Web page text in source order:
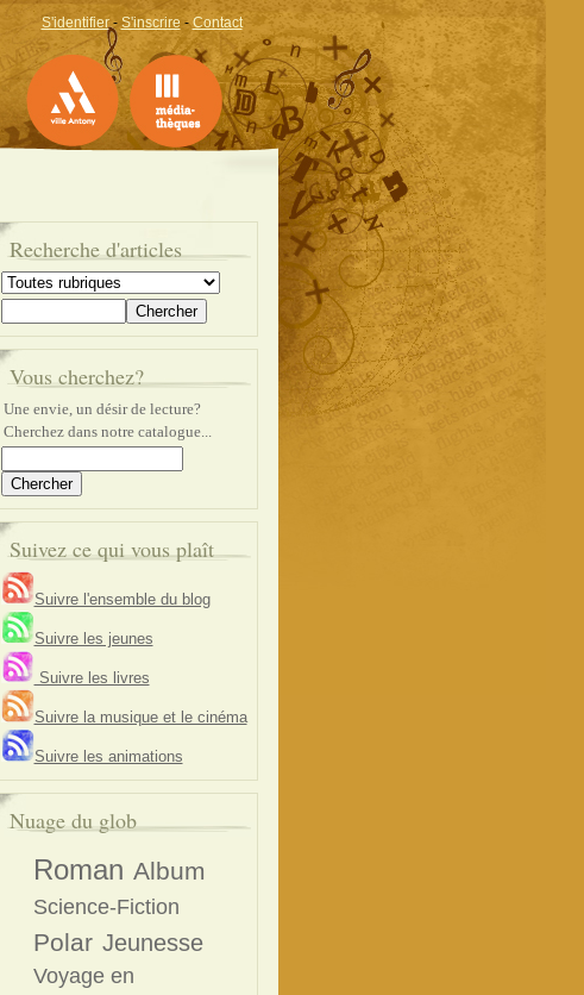
S'identifier - S'inscrire -Contact
Recherche d'articles
Vous cherchez?
Une envie, un désir de lecture?
Cherchez dans notre catalogue...
Suivez ce qui vous plaît
Suivre l'ensemble du blog
Suivre les jeunes
Suivre les livres
Suivre la musique et le cinéma
Suivre les animations
Nuage du glob
Roman Album
Science-Fiction
Polar Jeunesse
Voyage en